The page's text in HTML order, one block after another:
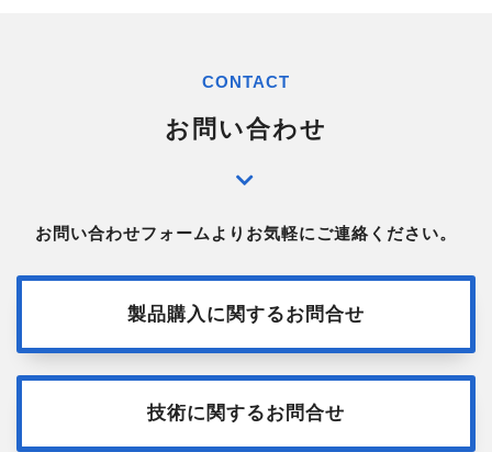
CONTACT
お問い合わせ
お問い合わせフォームよりお気軽にご連絡ください。
製品購入に関するお問合せ
技術に関するお問合せ